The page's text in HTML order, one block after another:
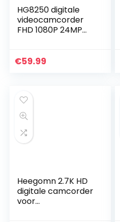
HG8250 digitale
videocamcorder
FHD 1080P 24MP
screen
€59.99
Heegomn 2.7K HD
digitale camcorder
voor